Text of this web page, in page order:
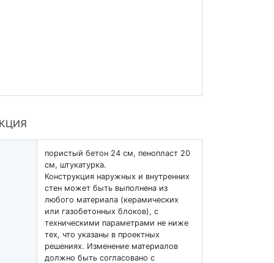
пористый бетон 24 см, пенопласт 20
см, штукатурка.
Конструкция наружных и внутренних
стен может быть выполнена из
любого материала (керамических
или газобетонных блоков), с
техническими параметрами не ниже
тех, что указаны в проектных
решениях. Изменение материалов
должно быть согласовано с